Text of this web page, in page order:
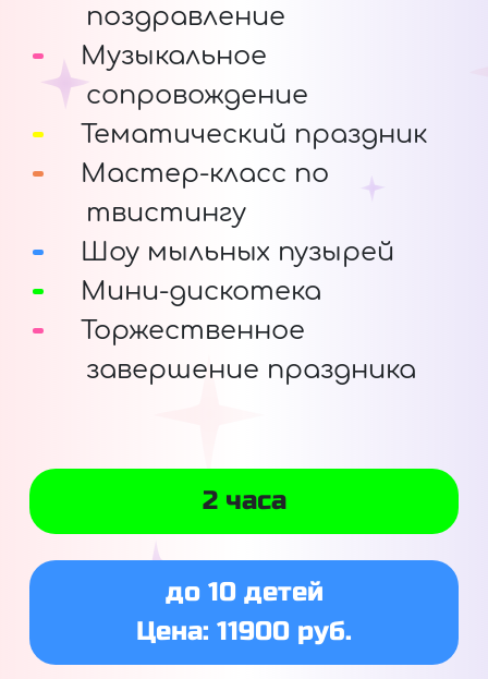
поздравление
Музыкальное
сопровождение
Тематический праздник
Мастер-класс по
твистингу
Шоу мыльных пузырей
Мини-дискотека
Торжественное
завершение праздника
2 часа
до 10 детей
Цена: 11900 руб.